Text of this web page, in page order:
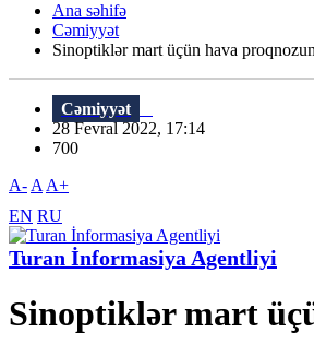
Ana səhifə
Cəmiyyət
Sinoptiklər mart üçün hava
Cəmiyyət
28 Fevral 2022, 17:14
700
A- A A+
EN RU
Turan İnformasiya Agentliyi
Sinoptiklər mart